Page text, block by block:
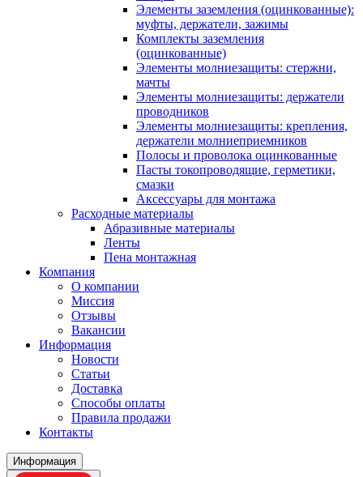
Элементы заземления (оцинкованные):
муфты, держатели, зажимы
Комплекты заземления
(оцинкованные)
Элементы молниезащиты: стержни,
мачты
Элементы молниезащиты: держатели
проводников
Элементы молниезащиты: крепления,
держатели молниеприемников
Полосы и проволока оцинкованные
Пасты токопроводящие, герметики,
смазки
Аксессуары для монтажа
Расходные материалы
Абразивные материалы
Ленты
Пена монтажная
Компания
О компании
Миссия
Отзывы
Вакансии
Информация
Новости
Статьи
Доставка
Способы оплаты
Правила продажи
Контакты
Информация